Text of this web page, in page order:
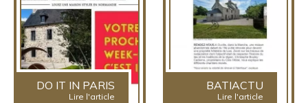
DO IT IN PARIS
Lire l'article
BATIACTU
Lire l'article